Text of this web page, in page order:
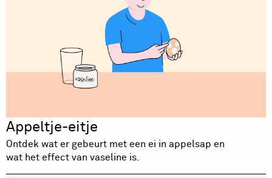
Appeltje-eitje
Ontdek wat er gebeurt met een ei in appelsap en
wat het effect van vaseline is.